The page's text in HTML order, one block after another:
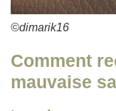
©dimarik16
Comment
mauvaise